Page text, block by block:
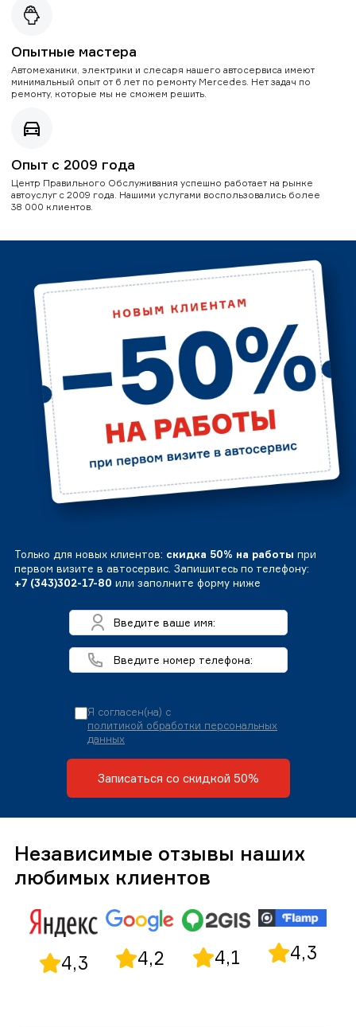
Опытные мастера
Автомеханики, электрики и слесаря нашего автосервиса имеют
минимальный опыт от 6 лет по ремонту Mercedes. Нет задач по
ремонту, которые мы не сможем решить.
Опыт с 2009 года
Центр Правильного Обслуживания успешно работает на рынке
автоуслуг с 2009 года. Нашими услугами воспользовались более
38 000 клиентов.
Только для новых клиентов: скидка 50% на работы при
первом визите в автосервис. Запишитесь по телефону:
+7 (343)302-17-80 или заполните форму ниже
Я согласен(на) с
политикой обработки персональных
данных
Записаться со скидкой 50%
Независимые отзывы наших
любимых клиентов
4,3 4,2 4,1 4,3